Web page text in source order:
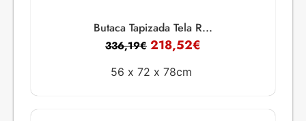
Butaca Tapizada Tela R...
336,19€ 218,52€
56 x 72 x 78cm